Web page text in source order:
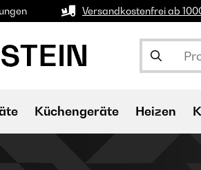
Versandkostenfrei ab
Küchengeräte Heizen